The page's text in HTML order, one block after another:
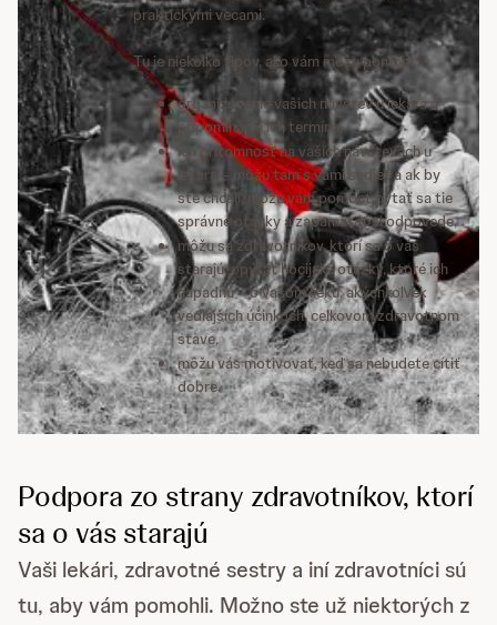
praktickými vecami.
Tu je niekoľko tipov, ako vám môžu pomôcť:
organizovanie vašich návštev u lekára a
pripomínanie ich termínu,
ich prítomnosť na vašich návštevách u
lekára – môžu tam s vami sedieť a ak by
ste chceli, môžu vám pomôcť pýtať sa tie
správne otázky a zapamätať si odpovede,
môžu sa zdravotníkov, ktorí sa o vás
starajú, opýtať hocijaké otázky, ktoré ich
napadnú – o vašom lieku, akýchkoľvek
vedľajších účinkoch, celkovom zdravotnom
stave,
môžu vás motivovať, keď sa nebudete cítiť
dobre.
Podpora zo strany zdravotníkov, ktorí
sa o vás starajú
Vaši lekári, zdravotné sestry a iní zdravotníci sú
tu, aby vám pomohli. Možno ste už niektorých z